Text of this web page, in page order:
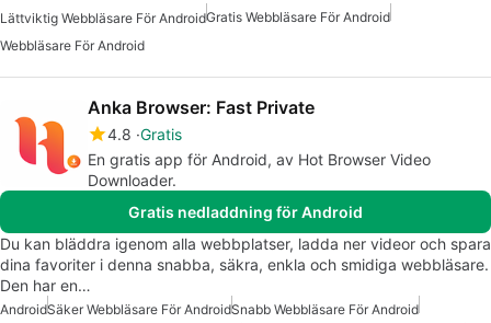
Lättviktig Webbläsare För AndroidGratis Webbläsare För Android
Webbläsare För Android
Anka Browser: Fast Private
4.8 Gratis
En gratis app för Android, av Hot Browser Video
Downloader.
Gratis nedladdning för Android
Du kan bläddra igenom alla webbplatser, ladda ner videor och spara
dina favoriter i denna snabba, säkra, enkla och smidiga webbläsare.
Den har en…
AndroidSäker Webbläsare För AndroidSnabb Webbläsare För Android